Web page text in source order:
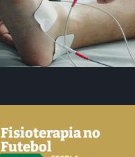
Fisioterapia no
Futebol